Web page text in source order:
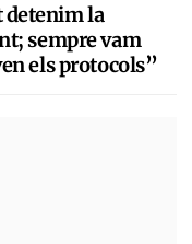
detenim la
sempre vam
els protocols”